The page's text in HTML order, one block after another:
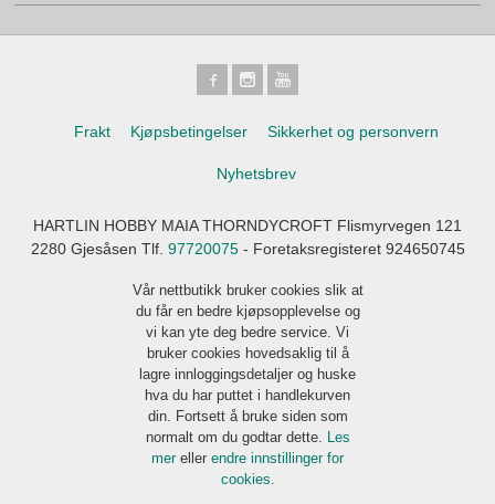
Frakt Kjøpsbetingelser Sikkerhet og personvern
Nyhetsbrev
HARTLIN HOBBY MAIA THORNDYCROFT Flismyrvegen 121
2280 Gjesåsen Tlf. 97720075- Foretaksregisteret 924650745
Vår nettbutikk bruker cookies slik at
du får en bedre kjøpsopplevelse og
vi kan yte deg bedre service. Vi
bruker cookies hovedsaklig til å
lagre innloggingsdetaljer og huske
hva du har puttet i handlekurven
din. Fortsett å bruke siden som
normalt om du godtar dette. Les
mer eller endre innstillinger for
cookies.